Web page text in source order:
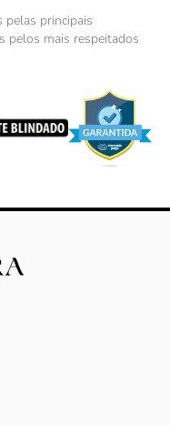
pelas principais
pelos mais respeitados